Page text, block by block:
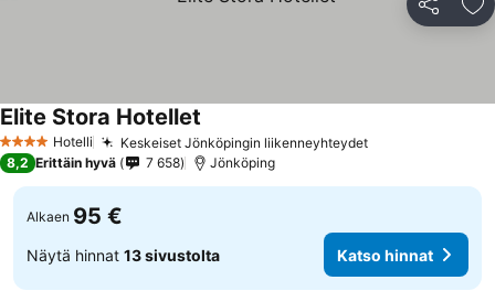
Jaa
4 Tähtiluokitus
Hotelli Keskeiset Jönköpingin liikenneyhteydet
Elite Stora Hotellet
8,2 Erittäin hyvä 7 658 Jönköping
Alkaen 95 €
Näytä hinnat 13 sivustolta Katso hinnat